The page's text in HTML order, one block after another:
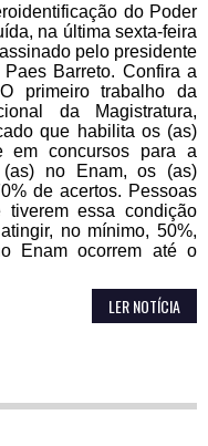
do Poder
na última sexta-feira
pelo presidente
Barreto. Confira a
primeiro trabalho da
da Magistratura,
que habilita os (as)
em concursos para a
(as) no Enam, os (as)
de acertos. Pessoas
essa condição
no mínimo, 50%,
Enam ocorrem até o
LER NOTÍCIA